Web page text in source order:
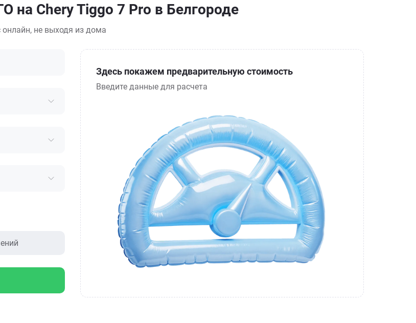
на Chery Tiggo 7 Pro в Белгороде
не выходя из дома
Здесь покажем предварительную стоимость
Введите данные для расчета